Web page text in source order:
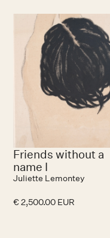
Friends without a
name I
Juliette Lemontey
€ 2,500.00 EUR